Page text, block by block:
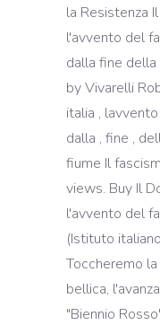
la Resistenza
l'avvento del
dalla fine della
by Vivarelli
italia ,
dalla , fine ,
fiume Il
views. Buy Il
l'avvento del
(Istituto
Toccheremo
bellica,
"Biennio